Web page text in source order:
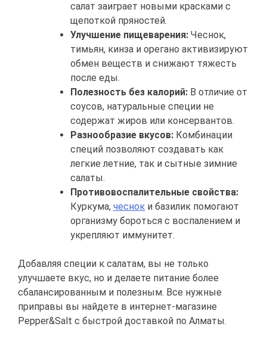
салат заиграет новыми красками с
щепоткой пряностей.
Улучшение пищеварения: Чеснок,
тимьян, кинза и орегано активизируют
обмен веществ и снижают тяжесть
после еды.
Полезность без калорий: В отличие от
соусов, натуральные специи не
содержат жиров или консервантов.
Разнообразие вкусов: Комбинации
специй позволяют создавать как
легкие летние, так и сытные зимние
салаты.
Противовоспалительные свойства:
Куркума, чеснок и базилик помогают
организму бороться с воспалением и
укрепляют иммунитет.
Добавляя специи к салатам, вы не только
улучшаете вкус, но и делаете питание более
сбалансированным и полезным. Все нужные
приправы вы найдете в интернет-магазине
Pepper&Salt с быстрой доставкой по Алматы.